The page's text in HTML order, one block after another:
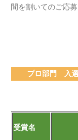
間を割いてのご応
プロ部門 入
受賞名